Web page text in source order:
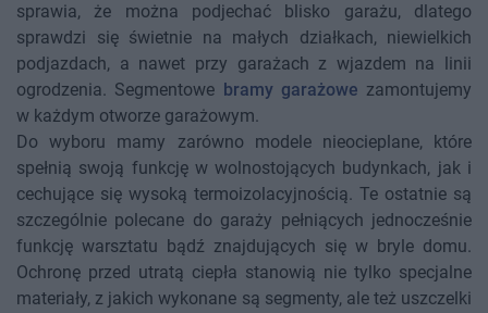
sprawia, że można podjechać blisko garażu, dlatego
sprawdzi się świetnie na małych działkach, niewielkich
podjazdach, a nawet przy garażach z wjazdem na linii
ogrodzenia. Segmentowe bramy garażowe zamontujemy
w każdym otworze garażowym.
Do wyboru mamy zarówno modele nieocieplane, które
spełnią swoją funkcję w wolnostojących budynkach, jak i
cechujące się wysoką termoizolacyjnością. Te ostatnie są
szczególnie polecane do garaży pełniących jednocześnie
funkcję warsztatu bądź znajdujących się w bryle domu.
Ochronę przed utratą ciepła stanowią nie tylko specjalne
materiały, z jakich wykonane są segmenty, ale też uszczelki